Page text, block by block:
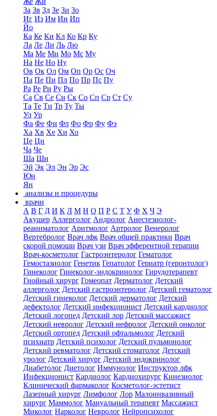
За Зв Зд Зе Зи Зо
Иг Из Им Ин Ип
Йо
Ка Ке Ки Кл Ко Кр Ку
Ла Ле Ли Ль Лю
Ма Ме Ми Мо Мс Му
На Не Но Ну
Ов Ок Ол Ом Оп Ор Ос Оч
Па Пе Пи Пл По Пр Пс Пу
Ра Ре Ри Ру Ры
Са Св Се Си Ск Со Сп Ср Ст Су
Та Те Ти Тр Ту Ты
Ул Ур
Фа Фе Фи Фл Фо Фр Фу Фэ
Ха Хв Хе Хи Хо
Це Ци
Ча Че
Ша Ши
Эй Эк Эл Эн Эр Эс
Юн
Ян
анализы и процедуры
врачи
А В Г Д И К Л М Н О П Р С Т У Ф Х Ч Э
Акушер Аллерголог Андролог Анестезиолог-
реаниматолог Аритмолог Артролог Венеролог
Вертебролог Врач лфк Врач общей практики Врач
скорой помощи Врач узи Врач эфферентной терапии
Врач-косметолог Гастроэнтеролог Гематолог
Гемостазиолог Генетик Гепатолог Гериатр (геронтолог)
Гинеколог Гинеколог-эндокринолог Гирудотерапевт
Гнойный хирург Гомеопат Дерматолог Детский
аллерголог Детский гастроэнтеролог Детский гематолог
Детский гинеколог Детский дерматолог Детский
дефектолог Детский инфекционист Детский кардиолог
Детский логопед Детский лор Детский массажист
Детский невролог Детский нефролог Детский онколог
Детский ортопед Детский офтальмолог Детский
психиатр Детский психолог Детский пульмонолог
Детский ревматолог Детский стоматолог Детский
уролог Детский хирург Детский эндокринолог
Диабетолог Диетолог Иммунолог Инструктор лфк
Инфекционист Кардиолог Кардиохирург Кинезиолог
Клинический фармаколог Косметолог-эстетист
Лазерный хирург Лимфолог Лор Малоинвазивный
хирург Маммолог Мануальный терапевт Массажист
Миколог Нарколог Невролог Нейропсихолог